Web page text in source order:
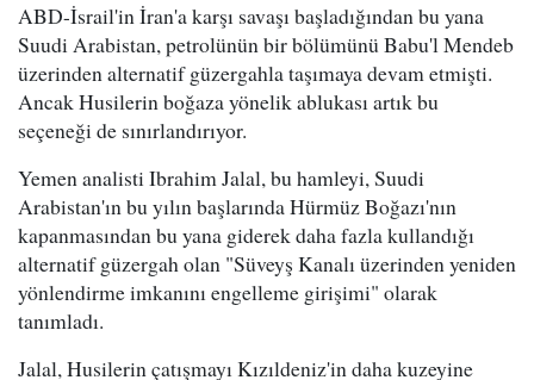
ABD-İsrail'in İran'a karşı savaşı başladığından bu yana
Suudi Arabistan, petrolünün bir bölümünü Babu'l Mendeb
üzerinden alternatif güzergahla taşımaya devam etmişti.
Ancak Husilerin boğaza yönelik ablukası artık bu
seçeneği de sınırlandırıyor.
Yemen analisti Ibrahim Jalal, bu hamleyi, Suudi
Arabistan'ın bu yılın başlarında Hürmüz Boğazı'nın
kapanmasından bu yana giderek daha fazla kullandığı
alternatif güzergah olan "Süveyş Kanalı üzerinden yeniden
yönlendirme imkanını engelleme girişimi" olarak
tanımladı.
Jalal, Husilerin çatışmayı Kızıldeniz'in daha kuzeyine